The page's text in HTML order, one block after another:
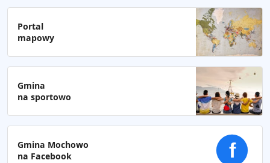
Portal
mapowy
Gmina
na sportowo
Gmina Mochowo
na Facebook
f